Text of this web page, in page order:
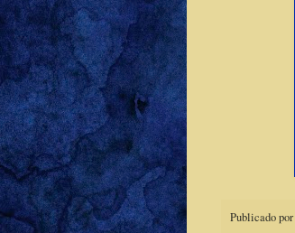
Publicado por